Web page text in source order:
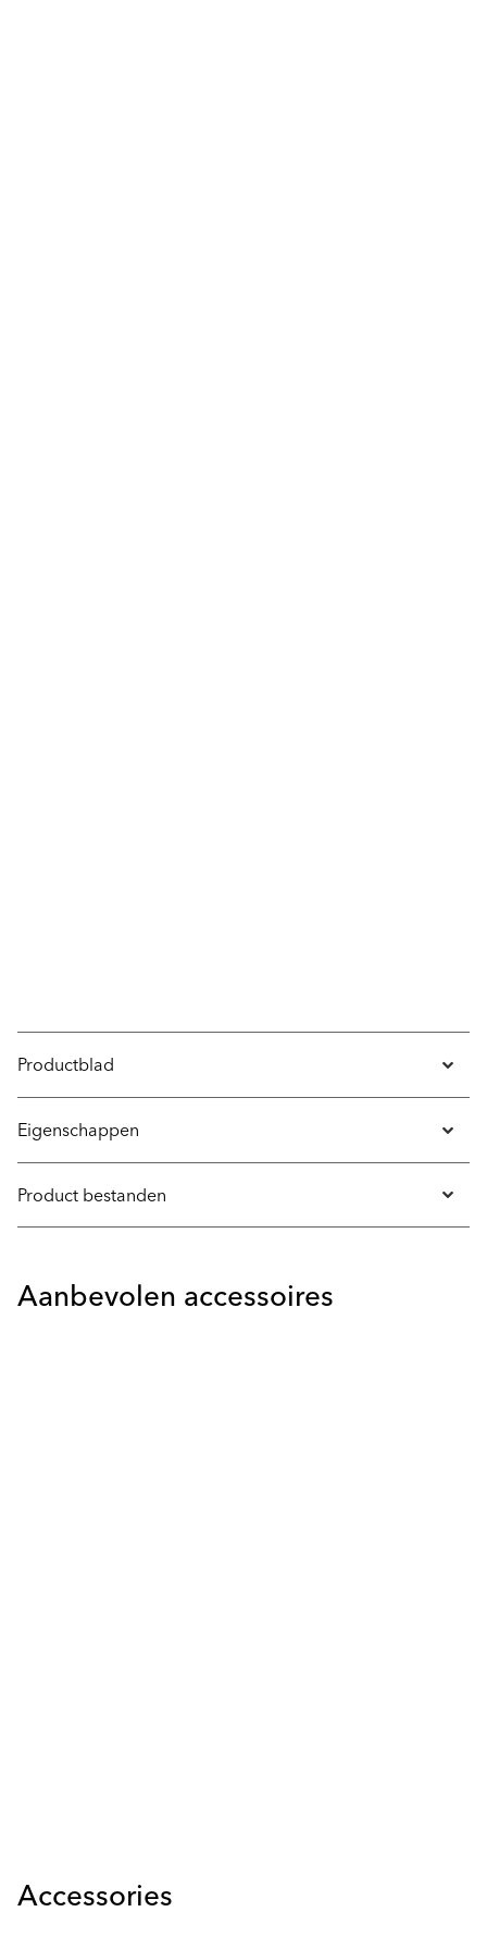
Productblad
Eigenschappen
Product bestanden
Aanbevolen accessoires
Accessories